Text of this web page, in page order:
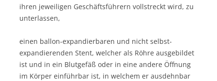
ihren jeweiligen Geschäftsführern vollstreckt wird, zu
unterlassen,
einen ballon-expandierbaren und nicht selbst-
expandierenden Stent, welcher als Röhre ausgebildet
ist und in ein Blutgefäß oder in eine andere Öffnung
im Körper einführbar ist, in welchem er ausdehnbar